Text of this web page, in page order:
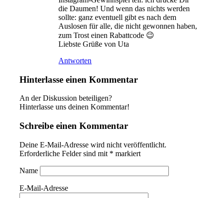
die Daumen! Und wenn das nichts werden
sollte: ganz eventuell gibt es nach dem
Auslosen für alle, die nicht gewonnen haben,
zum Trost einen Rabattcode 😉
Liebste Grüße von Uta
Antworten
Hinterlasse einen Kommentar
An der Diskussion beteiligen?
Hinterlasse uns deinen Kommentar!
Schreibe einen Kommentar
Deine E-Mail-Adresse wird nicht veröffentlicht.
Erforderliche Felder sind mit * markiert
Name
E-Mail-Adresse